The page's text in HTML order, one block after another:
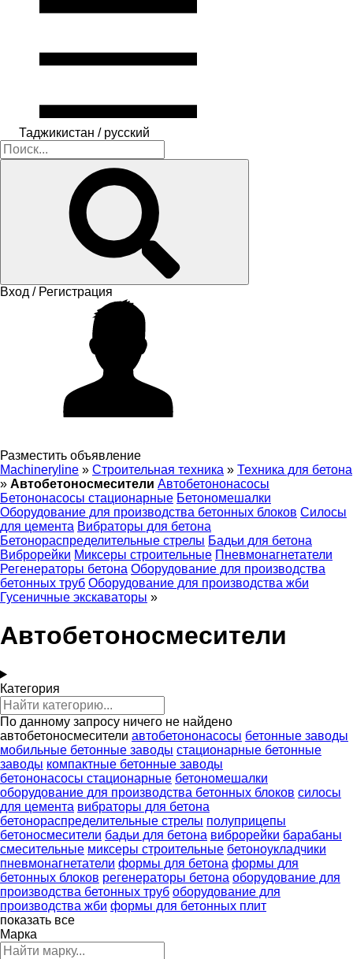
Таджикистан / русский
Вход / Регистрация
Разместить объявление
Machineryline » Строительная техника » Техника для бетона
» Автобетоносмесители Автобетононасосы
Бетононасосы стационарные Бетономешалки
Оборудование для производства бетонных блоков Силосы
для цемента Вибраторы для бетона
Бетонораспределительные стрелы Бадьи для бетона
Виброрейки Миксеры строительные Пневмонагнетатели
Регенераторы бетона Оборудование для производства
бетонных труб Оборудование для производства жби
Гусеничные экскаваторы »
Автобетоносмесители
Категория
По данному запросу ничего не найдено
автобетоносмесители автобетононасосы бетонные заводы
мобильные бетонные заводы стационарные бетонные
заводы компактные бетонные заводы
бетононасосы стационарные бетономешалки
оборудование для производства бетонных блоков силосы
для цемента вибраторы для бетона
бетонораспределительные стрелы полуприцепы
бетоносмесители бадьи для бетона виброрейки барабаны
смесительные миксеры строительные бетоноукладчики
пневмонагнетатели формы для бетона формы для
бетонных блоков регенераторы бетона оборудование для
производства бетонных труб оборудование для
производства жби формы для бетонных плит
показать все
Марка